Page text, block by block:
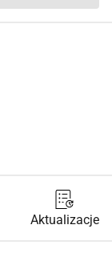
Aktualizacje